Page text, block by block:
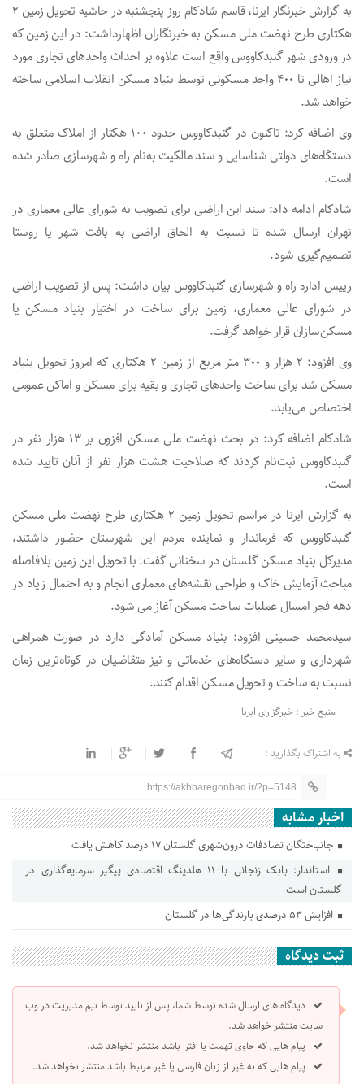
به‌ گزارش خبرنگار ایرنا، قاسم شادکام روز پنجشنبه در حاشیه تحویل زمین ۲
هکتاری طرح نهضت ملی مسکن به خبرنگاران اظهارداشت: در این زمین که
در ورودی شهر گنبدکاووس واقع است علاوه بر احداث واحدهای تجاری مورد
نیاز اهالی تا ۴۰۰ واحد مسکونی توسط بنیاد مسکن انقلاب اسلامی ساخته
خواهد شد.
وی اضافه کرد: تاکنون در گنبدکاووس حدود ۱۰۰ هکتار از املاک متعلق به
دستگاه‌های دولتی شناسایی و سند مالکیت به‌نام راه و شهرسازی صادر شده
است.
شادکام ادامه داد: سند این اراضی برای تصویب به شورای عالی معماری در
تهران ارسال شده تا نسبت به الحاق اراضی به بافت شهر یا روستا
تصمیم‌گیری شود.
رییس اداره راه و شهرسازی گنبدکاووس بیان داشت: پس از تصویب اراضی
در شورای عالی معماری، زمین برای ساخت در اختیار بنیاد مسکن یا
مسکن‌سازان قرار خواهد گرفت.
وی افزود: ۲ هزار و ۳۰۰ متر مربع از زمین ۲ هکتاری که امروز تحویل بنیاد
مسکن شد برای ساخت واحدهای تجاری و بقیه برای مسکن و اماکن عمومی
اختصاص می‌یابد.
شادکام اضافه کرد: در بحث نهضت ملی مسکن افزون بر ۱۳ هزار نفر در
گنبدکاووس ثبت‌نام کردند که صلاحیت هشت هزار نفر از آنان تایید شده
است.
به گزارش ایرنا در مراسم تحویل زمین ۲ هکتاری طرح نهضت ملی مسکن
گنبدکاووس که فرماندار و نماینده مردم این شهرستان حضور داشتند،
مدیرکل بنیاد مسکن گلستان در سخنانی گفت: با تحویل این زمین بلافاصله
مباحث آزمایش خاک و طراحی نقشه‌های معماری انجام و به احتمال زیاد در
دهه فجر امسال عملیات ساخت مسکن آغاز می شود.
سیدمحمد حسینی افزود: بنیاد مسکن آمادگی دارد در صورت همراهی
شهرداری و سایر دستگاه‌های خدماتی و نیز متقاضیان در کوتاه‌ترین زمان
نسبت به ساخت و تحویل مسکن اقدام کنند.
منبع خبر : خبرگزاری ایرنا
به اشتراک بگذارید :
https://akhbaregonbad.ir/?p=5148
اخبار مشابه
جانباختگان تصادفات درون‌شهری گلستان ۱۷ درصد کاهش یافت
استاندار: بابک زنجانی با ۱۱ هلدینگ اقتصادی پیگیر سرمایه‌گذاری در
گلستان است
افزایش ۵۳ درصدی بارندگی‌ها در گلستان
ثبت دیدگاه
دیدگاه های ارسال شده توسط شما، پس از تایید توسط تیم مدیریت در وب
سایت منتشر خواهد شد.
پیام هایی که حاوی تهمت یا افترا باشد منتشر نخواهد شد.
پیام هایی که به غیر از زبان فارسی یا غیر مرتبط باشد منتشر نخواهد شد.